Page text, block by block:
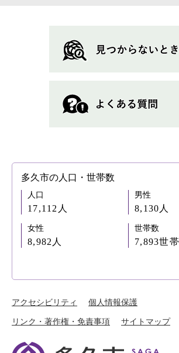
多久市の人口・世帯数
人口
17,112人
男性
8,130人
女性
8,982人
世帯数
7,893世帯
アクセシビリティ 個人情報保護
リンク・著作権・免責事項 サイトマップ